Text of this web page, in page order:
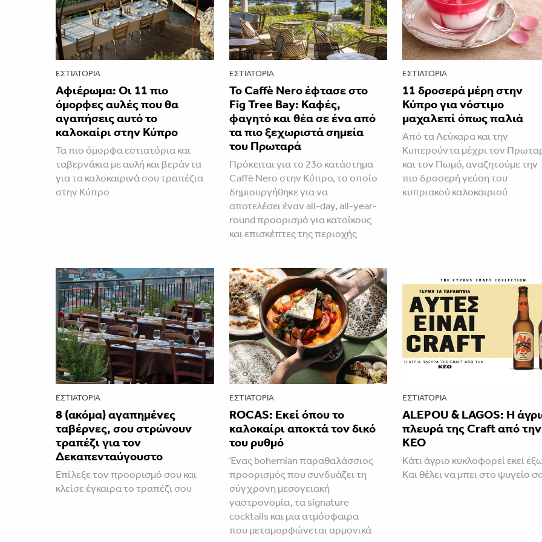
ΕΣΤΙΑΤΌΡΙΑ
Αφιέρωμα: Οι 11 πιο
όμορφες αυλές που θα
αγαπήσεις αυτό το
καλοκαίρι στην Κύπρο
Τα πιο όμορφα εστιατόρια και
ταβερνάκια με αυλή και βεράντα
για τα καλοκαιρινά σου τραπέζια
στην Κύπρο
ΕΣΤΙΑΤΌΡΙΑ
Το Caffè Nero έφτασε στο
Fig Tree Bay: Καφές,
φαγητό και θέα σε ένα από
τα πιο ξεχωριστά σημεία
του Πρωταρά
Πρόκειται για το 23ο κατάστημα
Caffè Nero στην Κύπρο, το οποίο
δημιουργήθηκε για να
αποτελέσει έναν all-day, all-year-
round προορισμό για κατοίκους
και επισκέπτες της περιοχής
ΕΣΤΙΑΤΌΡΙΑ
11 δροσερά μέρη στην
Κύπρο για νόστιμο
μαχαλεπί όπως παλιά
Από τα Λεύκαρα και την
Κυπερούντα μέχρι τον
και τον Πωμό, αναζητούμε την
πιο δροσερή γεύση του
κυπριακού καλοκαιριού
ΕΣΤΙΑΤΌΡΙΑ
8 (ακόμα) αγαπημένες
ταβέρνες, σου στρώνουν
τραπέζι για τον
Δεκαπενταύγουστο
Επίλεξε τον προορισμό σου και
κλείσε έγκαιρα το τραπέζι σου
ΕΣΤΙΑΤΌΡΙΑ
ROCAS: Εκεί όπου το
καλοκαίρι αποκτά τον δικό
του ρυθμό
Ένας bohemian παραθαλάσσιος
προορισμός που συνδυάζει τη
σύγχρονη μεσογειακή
γαστρονομία, τα signature
cocktails και μια ατμόσφαιρα
που μεταμορφώνεται αρμονικά
ΕΣΤΙΑΤΌΡΙΑ
ALEPOU & LAGOS: Η
πλευρά της Craft από την
ΚΕΟ
Κάτι άγριο κυκλοφορεί εκεί
Και θέλει να μπει στο ψυγείο